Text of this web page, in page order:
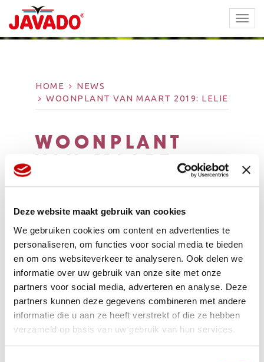
Deze website maakt gebruik van cookies
We gebruiken cookies om content en advertenties te
personaliseren, om functies voor social media te bieden
en om ons websiteverkeer te analyseren. Ook delen we
informatie over uw gebruik van onze site met onze
partners voor social media, adverteren en analyse. Deze
partners kunnen deze gegevens combineren met andere
informatie die u aan ze heeft verstrekt of die ze hebben
verzameld op basis van uw gebruik van hun services.
HOME
NEWS
WOONPLANT VAN MAART 2019: LELIE
WOONPLANT